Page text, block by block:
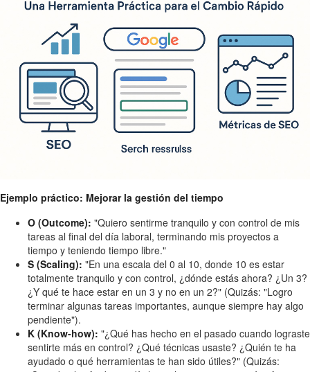
Ejemplo práctico: Mejorar la gestión del tiempo
O (Outcome): "Quiero sentirme tranquilo y con control de mis
tareas al final del día laboral, terminando mis proyectos a
tiempo y teniendo tiempo libre."
S (Scaling): "En una escala del 0 al 10, donde 10 es estar
totalmente tranquilo y con control, ¿dónde estás ahora? ¿Un 3?
¿Y qué te hace estar en un 3 y no en un 2?" (Quizás: "Logro
terminar algunas tareas importantes, aunque siempre hay algo
pendiente").
K (Know-how): "¿Qué has hecho en el pasado cuando lograste
sentirte más en control? ¿Qué técnicas usaste? ¿Quién te ha
ayudado o qué herramientas te han sido útiles?" (Quizás: